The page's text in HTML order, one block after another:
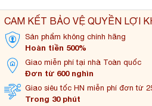
CAM KẾT BẢO VỆ QUYỀN LỢI
Sản phẩm không chính hãng
Hoàn tiền 500%
Giao miễn phí tại nhà Toàn quốc
Đơn từ 600 nghìn
Giao siêu tốc HN miễn phí đơn từ
Trong 30 phút